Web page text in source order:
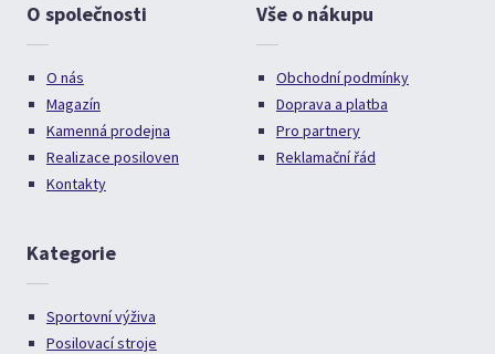
O společnosti
O nás
Magazín
Kamenná prodejna
Realizace posiloven
Kontakty
Vše o nákupu
Obchodní podmínky
Doprava a platba
Pro partnery
Reklamační řád
Kategorie
Sportovní výživa
Posilovací stroje